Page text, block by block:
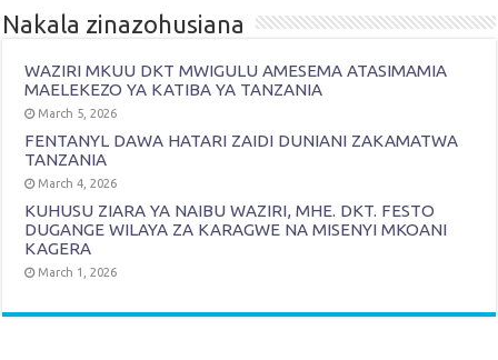
Nakala zinazohusiana
WAZIRI MKUU DKT MWIGULU AMESEMA ATASIMAMIA
MAELEKEZO YA KATIBA YA TANZANIA
March 5, 2026
FENTANYL DAWA HATARI ZAIDI DUNIANI ZAKAMATWA
TANZANIA
March 4, 2026
KUHUSU ZIARA YA NAIBU WAZIRI, MHE. DKT. FESTO
DUGANGE WILAYA ZA KARAGWE NA MISENYI MKOANI
KAGERA
March 1, 2026